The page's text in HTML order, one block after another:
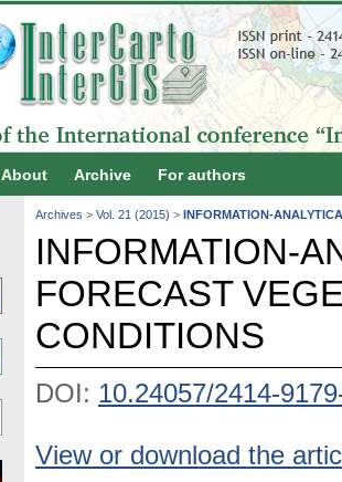
About Archive For authors
Archives > Vol. 21 (2015) > INFORMATION-
INFORMATION-
FORECAST
CONDITIONS
DOI: 10.24057/2414-
View or download the